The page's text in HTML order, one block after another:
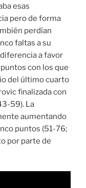
esas
pero de forma
perdían
faltas a su
a favor
con los que
del último cuarto
finalizada con
59). La
aumentando
puntos (51-76;
por parte de